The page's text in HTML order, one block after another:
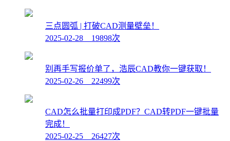
三点圆弧 | 打破CAD测量壁垒！
2025-02-28 19898次
别再手写报价单了，浩辰CAD教你一键获取！
2025-02-26 22499次
CAD怎么批量打印成PDF？CAD转PDF一键批量
完成！
2025-02-25 26427次